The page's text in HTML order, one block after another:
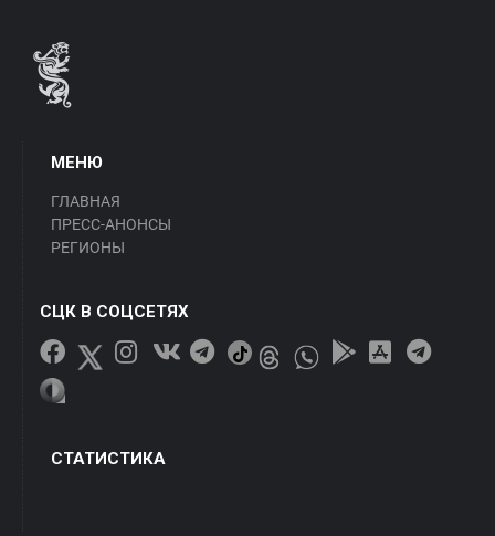
МЕНЮ
ГЛАВНАЯ
ПРЕСС-АНОНСЫ
РЕГИОНЫ
СЦК В СОЦСЕТЯХ
СТАТИСТИКА